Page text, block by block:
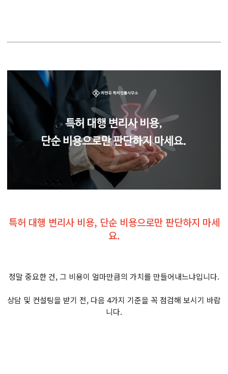
특허 대행 변리사 비용, 단순 비용으로만 판단하지 마세
요.
정말 중요한 건, 그 비용이 얼마만큼의 가치를 만들어내느냐입니다.
상담 및 컨설팅을 받기 전, 다음 4가지 기준을 꼭 점검해 보시기 바랍
니다.